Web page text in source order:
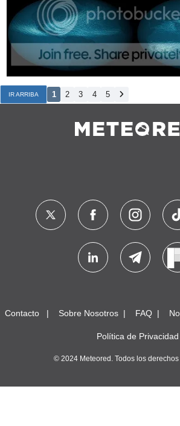
IR ARRIBA 1 2 3 4 5
Contacto Sobre Nosotros FAQ
Política de Privacidad
© 2024 Meteored. Todos los